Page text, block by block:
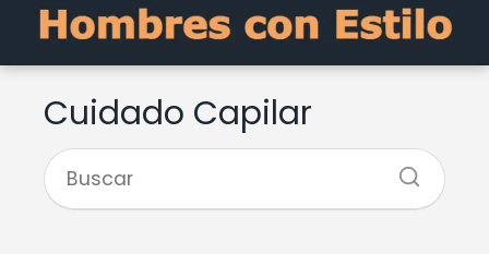
Cuidado Capilar